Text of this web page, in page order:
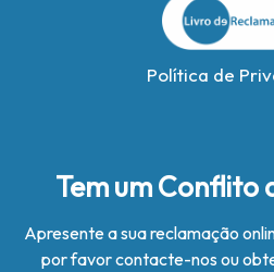
Política de
Tem um Conflito
Apresente a sua reclamação
por favor contacte-nos ou